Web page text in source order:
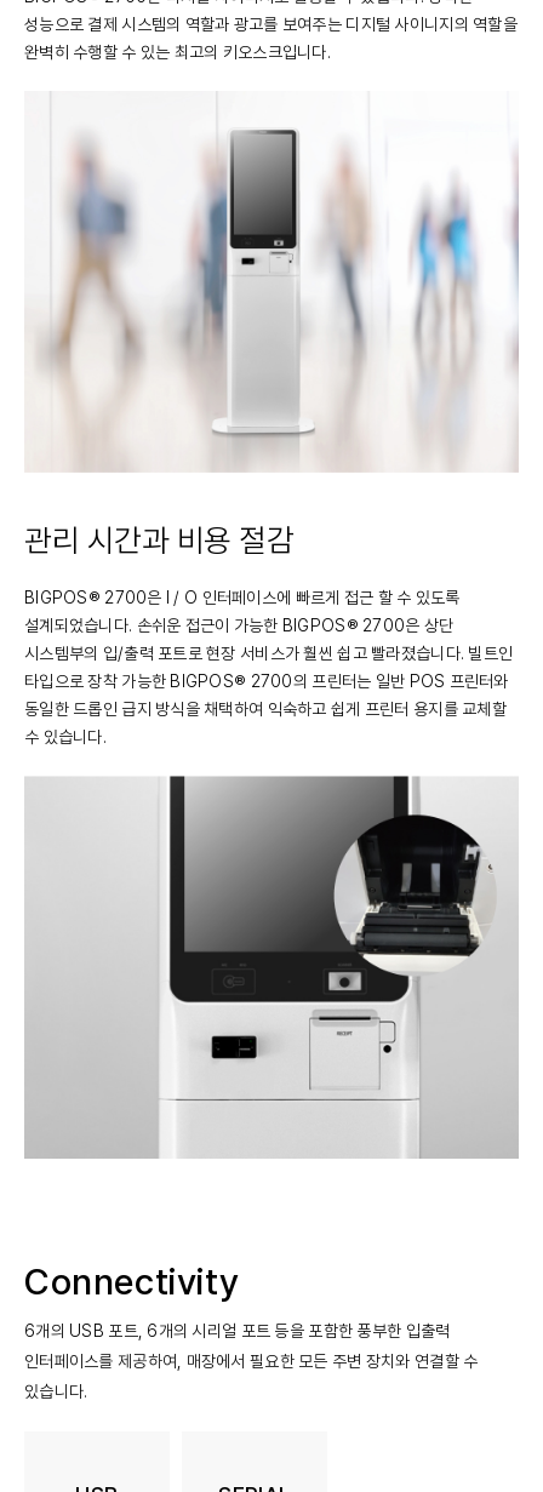
성능으로 결제 시스템의 역할과 광고를 보여주는 디지털 사이니지의 역할을
완벽히 수행할 수 있는 최고의 키오스크입니다.
관리 시간과 비용 절감
BIGPOS® 2700은 I / O 인터페이스에 빠르게 접근 할 수 있도록
설계되었습니다. 손쉬운 접근이 가능한 BIGPOS® 2700은 상단
시스템부의 입/출력 포트로 현장 서비스가 훨씬 쉽고 빨라졌습니다. 빌트인
타입으로 장착 가능한 BIGPOS® 2700의 프린터는 일반 POS 프린터와
동일한 드롭인 급지 방식을 채택하여 익숙하고 쉽게 프린터 용지를 교체할
수 있습니다.
Connectivity
6개의 USB 포트, 6개의 시리얼 포트 등을 포함한 풍부한 입출력
인터페이스를 제공하여, 매장에서 필요한 모든 주변 장치와 연결할 수
있습니다.